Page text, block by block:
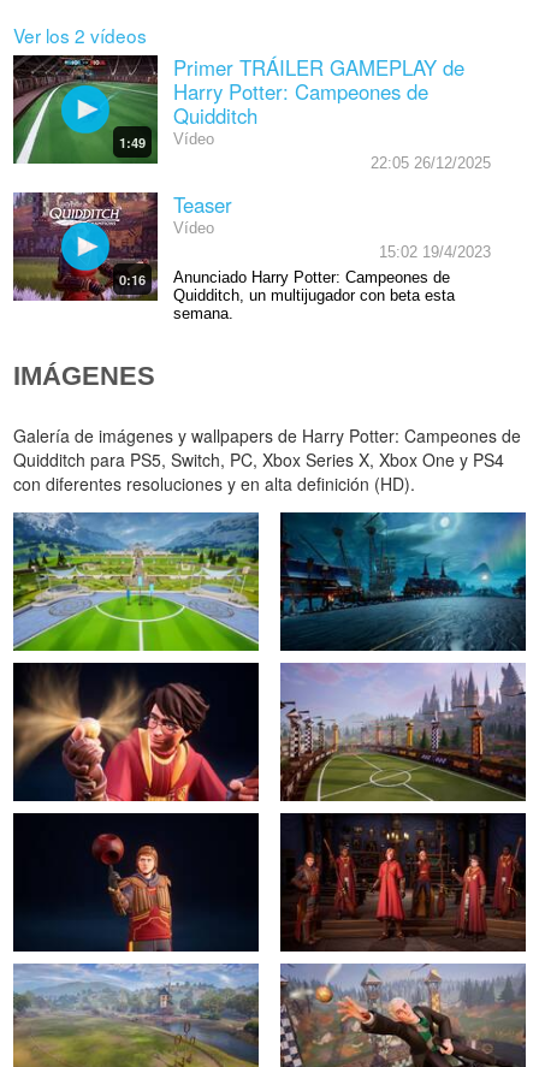
Ver los 2 vídeos
1:49
Primer TRÁILER GAMEPLAY de
Harry Potter: Campeones de
Quidditch
Vídeo
22:05 26/12/2025
0:16
Teaser
Vídeo
15:02 19/4/2023
Anunciado Harry Potter: Campeones de
Quidditch, un multijugador con beta esta
semana.
IMÁGENES
Galería de imágenes y wallpapers de Harry Potter: Campeones de
Quidditch para PS5, Switch, PC, Xbox Series X, Xbox One y PS4
con diferentes resoluciones y en alta definición (HD).